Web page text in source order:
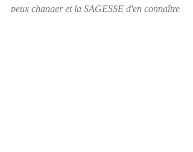
peux changer et la SAGESSE d'en connaître